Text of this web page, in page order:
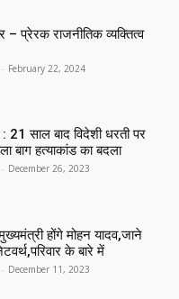
– प्रेरक राजनीतिक व्यक्तित्व
- February 22, 2024
साल बाद विदेशी धरती पर
बाग हत्याकांड का बदला
- December 26, 2023
होंगे मोहन यादव,जाने
के बारे में
- December 11, 2023